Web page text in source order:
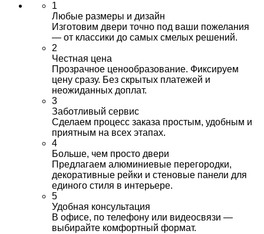
1
Любые размеры и дизайн
Изготовим двери точно под ваши пожелания
— от классики до самых смелых решений.
2
Честная цена
Прозрачное ценообразование. Фиксируем
цену сразу. Без скрытых платежей и
неожиданных доплат.
3
Заботливый сервис
Сделаем процесс заказа простым, удобным и
приятным на всех этапах.
4
Больше, чем просто двери
Предлагаем алюминиевые перегородки,
декоративные рейки и стеновые панели для
единого стиля в интерьере.
5
Удобная консультация
В офисе, по телефону или видеосвязи —
выбирайте комфортный формат.